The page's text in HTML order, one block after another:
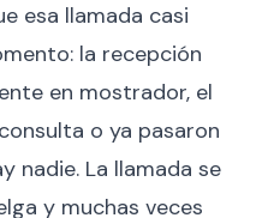
esa llamada casi
la recepción
en mostrador, el
o ya pasaron
nadie. La llamada se
y muchas veces